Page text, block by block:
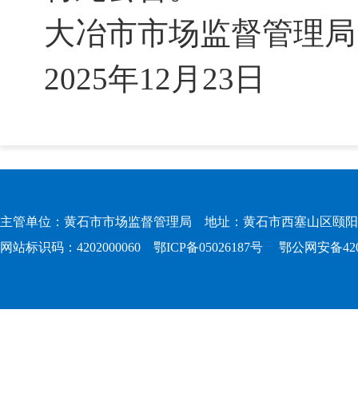
大冶市市场监督管理局
2025年12月23日
主管单位：黄石市市场监督管理局 地址：黄石市西塞山区颐
网站标识码：4202000060 鄂ICP备05026187号 鄂公网安备